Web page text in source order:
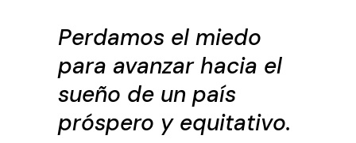
Perdamos el miedo
para avanzar hacia el
sueño de un país
próspero y equitativo.